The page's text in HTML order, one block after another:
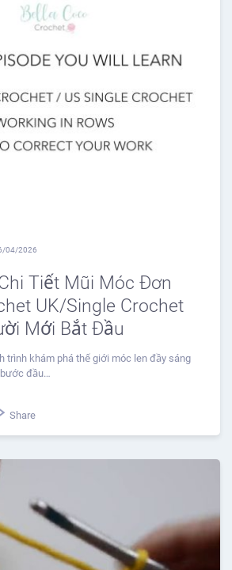
04/2026
Tiết Mũi Móc Đơn
UK/Single Crochet
Mới Bắt Đầu
trình khám phá thế giới móc len đầy sáng
đầu…
Share